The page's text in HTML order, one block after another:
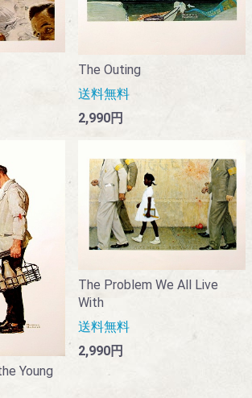
The Outing
送料無料
2,990円
Young
The Problem We All Live
With
送料無料
2,990円